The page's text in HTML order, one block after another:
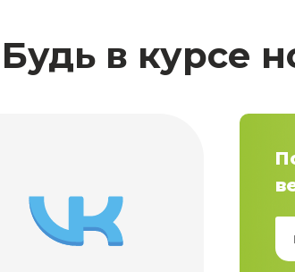
Будь в курсе